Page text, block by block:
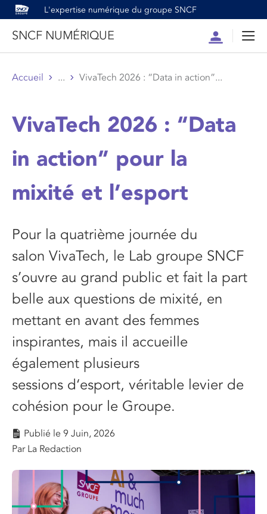
L'expertise numérique du groupe SNCF
SNCF NUMÉRIQUE
Compte
Accueil ... VivaTech 2026 : “Data in action”...
VivaTech 2026 : “Data
in action” pour la
mixité et l’esport
Pour la quatrième journée du
salon VivaTech, le Lab groupe SNCF
s’ouvre au grand public et fait la part
belle aux questions de mixité, en
mettant en avant des femmes
inspirantes, mais il accueille
également plusieurs
sessions d‘esport, véritable levier de
cohésion pour le Groupe.
Publié le 9 Juin, 2026
Par La Redaction